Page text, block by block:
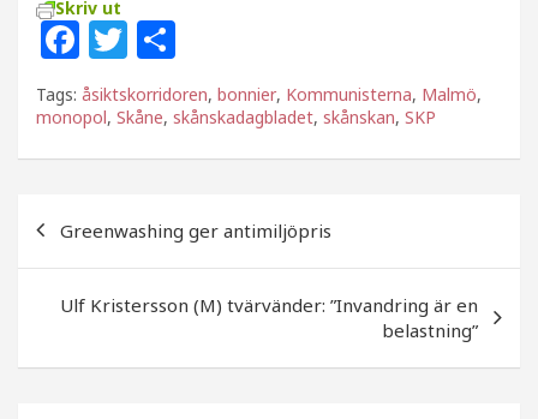
Skriv ut
F
a
c
e
o
o
k
T
w
itt
e
el
a
Tags: åsiktskorridoren, bonnier, Kommunisterna, Malmö,
monopol, Skåne, skånskadagbladet, skånskan, SKP
Greenwashing ger antimiljöpris
Ulf Kristersson (M) tvärvänder: ”Invandring är en
belastning”